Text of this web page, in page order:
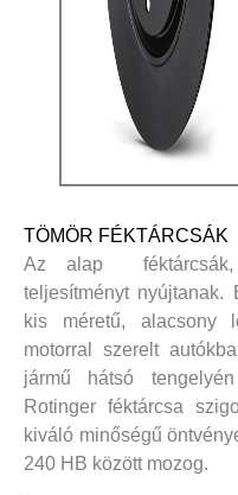
TÖMÖR FÉKTÁRCSÁK
Az alap féktárcsák,
teljesítményt nyújtanak.
kis méretű, alacsony
motorral szerelt
jármű hátsó
Rotinger féktárcsa
kiváló minőségű
240 HB között mozog.